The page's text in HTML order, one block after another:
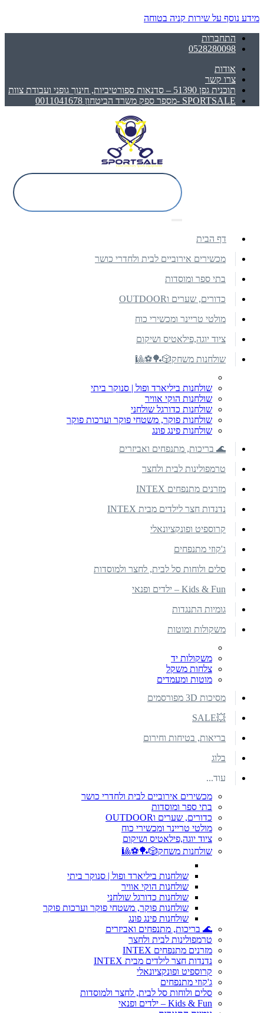
מידע נוסף על שירות קניה בטוחה
התחברות
0528280098
אודות
צרו קשר
תוכנית גפן 51390 – סדנאות ספורטיביות, חינוך גופני ועבודת צוות
SPORTSALE -מספר ספק משרד הביטחון 0011041678
דף הבית
מכשירים אירוביים לבית ולחדרי כושר
בתי ספר ומוסדות
כדורים, שערים וOUTDOOR
מולטי טריינר ומכשירי כוח
ציוד יוגה,פילאטיס ושיקום
שולחנות משחק🎲🏓⚽🎱
שולחנות ביליארד ופול | סנוקר ביתי
שולחנות הוקי אוויר
שולחנות כדורגל שולחני
שולחנות פוקר, משטחי פוקר וערכות פוקר
שולחנות פינג פונג
🌊 בריכות, מתנפחים ואביזרים
טרמפולינות לבית ולחצר
מזרנים מתנפחים INTEX
נדנדות חצר לילדים מבית INTEX
קרוספיט ופונקציונאלי
ג'קוזי מתנפחים
סלים ולוחות סל לבית, לחצר ולמוסדות
Kids & Fun – ילדים ופנאי
גומיות התנגדות
משקולות ומוטות
משקולות יד
צלחות משקל
מוטות ומעמדים
מסיכות 3D מפורסמים
💥SALE
בריאות, בטיחות וחירום
בלוג
עוד...
מכשירים אירוביים לבית ולחדרי כושר
בתי ספר ומוסדות
כדורים, שערים וOUTDOOR
מולטי טריינר ומכשירי כוח
ציוד יוגה,פילאטיס ושיקום
שולחנות משחק🎲🏓⚽🎱
שולחנות ביליארד ופול | סנוקר ביתי
שולחנות הוקי אוויר
שולחנות כדורגל שולחני
שולחנות פוקר, משטחי פוקר וערכות פוקר
שולחנות פינג פונג
🌊 בריכות, מתנפחים ואביזרים
טרמפולינות לבית ולחצר
מזרנים מתנפחים INTEX
נדנדות חצר לילדים מבית INTEX
קרוספיט ופונקציונאלי
ג'קוזי מתנפחים
סלים ולוחות סל לבית, לחצר ולמוסדות
Kids & Fun – ילדים ופנאי